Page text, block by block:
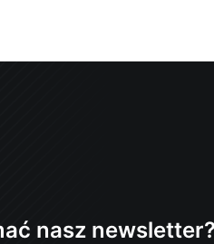
nasz newsletter?